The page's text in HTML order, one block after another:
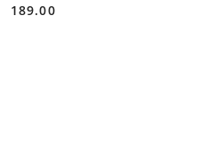
Cena:
189.00